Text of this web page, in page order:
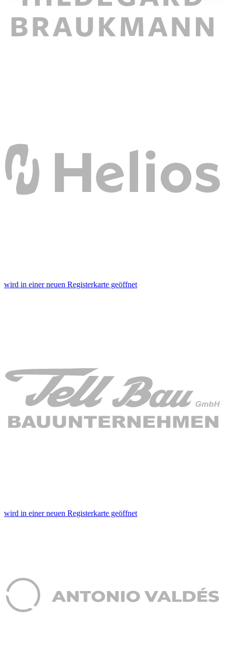
gesammelt haben. Die
Cookie-Einstellungen
können
Footer aufgerufen und angepasst werden.
wird in einer neuen Registerkarte geöffnet
wird in einer neuen Registerkarte geöffnet